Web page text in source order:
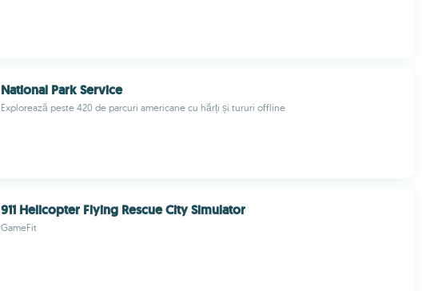
National Park Service
Explorează peste 420 de parcuri americane cu hărți și tururi offline
911 Helicopter Flying Rescue City Simulator
GameFit